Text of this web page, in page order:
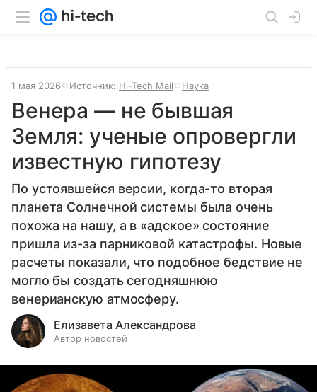
1 мая 2026 Источник: Hi-Tech Mail Наука
Венера — не бывшая
Земля: ученые опровергли
известную гипотезу
По устоявшейся версии, когда-то вторая
планета Солнечной системы была очень
похожа на нашу, а в «адское» состояние
пришла из-за парниковой катастрофы. Новые
расчеты показали, что подобное бедствие не
могло бы создать сегодняшнюю
венерианскую атмосферу.
Елизавета Александрова
Автор новостей